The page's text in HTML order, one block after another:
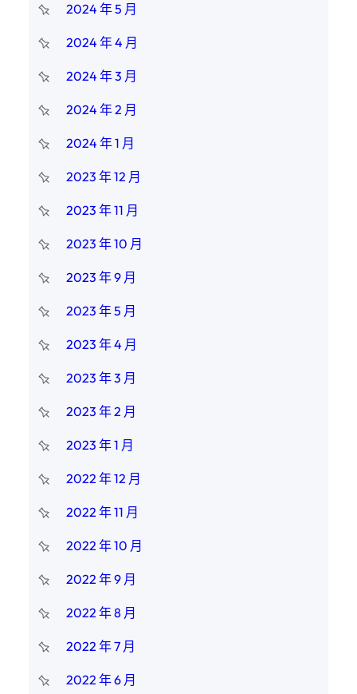
2024 年 5 月
2024 年 4 月
2024 年 3 月
2024 年 2 月
2024 年 1 月
2023 年 12 月
2023 年 11 月
2023 年 10 月
2023 年 9 月
2023 年 5 月
2023 年 4 月
2023 年 3 月
2023 年 2 月
2023 年 1 月
2022 年 12 月
2022 年 11 月
2022 年 10 月
2022 年 9 月
2022 年 8 月
2022 年 7 月
2022 年 6 月